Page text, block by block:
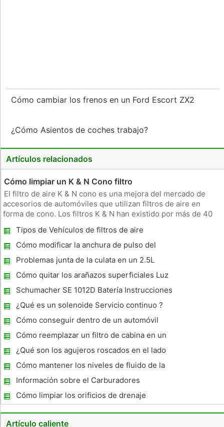
Cómo cambiar los frenos en un Ford Escort ZX2
¿Cómo Asientos de coches trabajo?
Artículos relacionados
Cómo limpiar un K & N Cono filtro
El filtro de aire K & N cono es una mejora del mercado de
accesorios de automóviles que utilizan filtros de aire en
forma de cono. Los filtros K & N han existido por más de 40
empresa familiar en California. Los filtros de algodón de malla
de tela
Tipos de Vehículos de filtros de aire
Cómo modificar la anchura de pulso del
inyector para un Powerstroke
Problemas junta de la culata en un 2.5L
Subaru WRX
Cómo quitar los arañazos superficiales Luz
en mi coche
Schumacher SE 1012D Batería Instrucciones
del cargador
¿Qué es un solenoide Servicio continuo ?
Cómo conseguir dentro de un automóvil
cerrado
Cómo reemplazar un filtro de cabina en un
Dodge Caravan 2003
¿Qué son los agujeros roscados en el lado
izquierdo de un SBC?
Cómo mantener los niveles de fluido de la
dirección asistida en un Ford Taurus
Información sobre el Carburadores
sobrealimentador
Cómo limpiar los orificios de drenaje
Sunroof
Artículo caliente